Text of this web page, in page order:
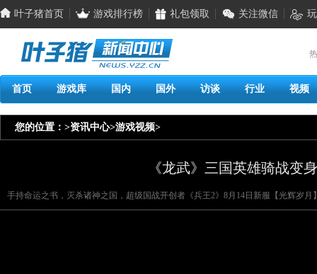
叶子猪首页 游戏排行榜 礼包领取 关注微信
首页 游戏库 国内 国外 访谈 行业 视频
您的位置： >资讯中心>游戏视频>
《龙武》三国英雄骑战变
手持命运之书，灭杀诸神之国，超级国战开创者《兵王2》8月14日新服【光辉